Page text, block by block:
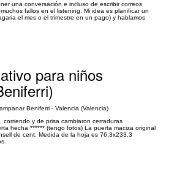
una conversación e incluso de escribir correos
fallos en el listening. Mi idea es planificar un
el mes o el trimestre en un pago) y hablamos
para niños
Beniferri - Valencia (Valencia)
y de prisa cambiaron cerraduras
hecha ****** (tengo fotos) La puerta maciza original
de cent. Medida de la hoja es 76,3x233,3